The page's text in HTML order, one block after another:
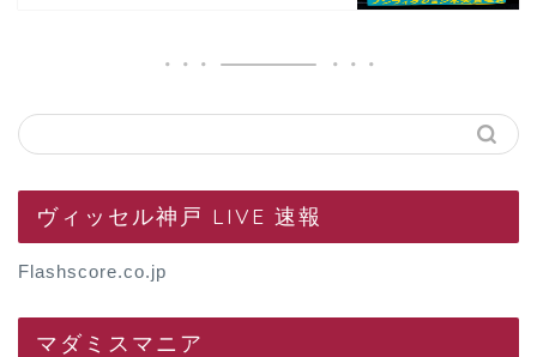
ヴィッセル神戸 LIVE 速報
Flashscore.co.jp
マダミスマニア